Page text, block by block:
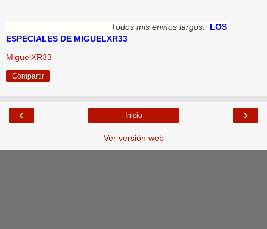
Todos mis envíos largos: LOS
ESPECIALES DE MIGUELXR33
MiguelXR33
Compartir
‹ ›
Inicio
Ver versión web